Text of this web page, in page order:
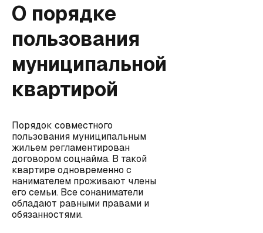
О порядке
пользования
муниципальной
квартирой
Порядок совместного
пользования муниципальным
жильем регламентирован
договором соцнайма. В такой
квартире одновременно с
нанимателем проживают члены
его семьи. Все сонаниматели
обладают равными правами и
обязанностями.